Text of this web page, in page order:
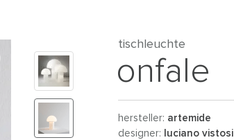
tischleuchte
onfale
hersteller: artemide
designer:
luciano vistosi